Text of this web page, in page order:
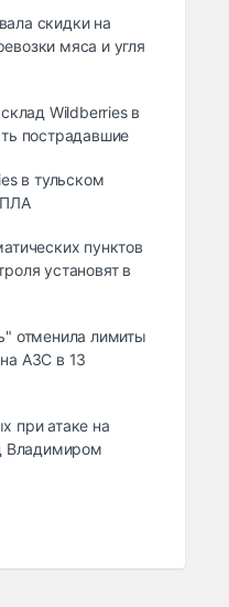
скидки на
мяса и угля
Wildberries в
пострадавшие
в тульском
пунктов
установят в
отменила лимиты
АЗС в 13
при атаке на
Владимиром